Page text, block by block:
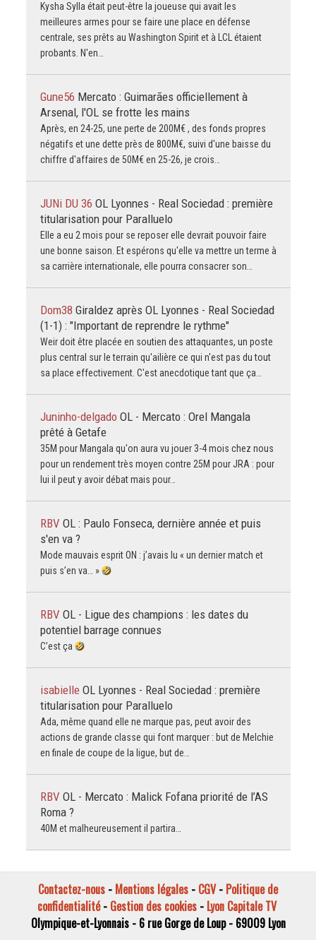
Kysha Sylla était peut-être la joueuse qui avait les
meilleures armes pour se faire une place en défense
centrale, ses prêts au Washington Spirit et à LCL étaient
probants. N'en…
Gune56 Mercato : Guimarães officiellement à
Arsenal, l'OL se frotte les mains
Après, en 24-25, une perte de 200M€ , des fonds propres
négatifs et une dette près de 800M€, suivi d'une baisse du
chiffre d'affaires de 50M€ en 25-26, je crois…
JUNi DU 36 OL Lyonnes - Real Sociedad : première
titularisation pour Paralluelo
Elle a eu 2 mois pour se reposer elle devrait pouvoir faire
une bonne saison. Et espérons qu'elle va mettre un terme à
sa carrière internationale, elle pourra consacrer son…
Dom38 Giraldez après OL Lyonnes - Real Sociedad
(1-1) : "Important de reprendre le rythme"
Weir doit être placée en soutien des attaquantes, un poste
plus central sur le terrain qu'ailière ce qui n'est pas du tout
sa place effectivement. C'est anecdotique tant que ça…
Juninho-delgado OL - Mercato : Orel Mangala
prêté à Getafe
35M pour Mangala qu'on aura vu jouer 3-4 mois chez nous
pour un rendement très moyen contre 25M pour JRA : pour
lui il peut y avoir débat mais pour…
RBV OL : Paulo Fonseca, dernière année et puis
s'en va ?
Mode mauvais esprit ON : j’avais lu « un dernier match et
puis s’en va… »
RBV OL - Ligue des champions : les dates du
potentiel barrage connues
C’est ça
isabielle OL Lyonnes - Real Sociedad : première
titularisation pour Paralluelo
Ada, même quand elle ne marque pas, peut avoir des
actions de grande classe qui font marquer : but de Melchie
en finale de coupe de la ligue, but de…
RBV OL - Mercato : Malick Fofana priorité de l’AS
Roma ?
40M et malheureusement il partira…
Contactez-nous - Mentions légales - CGV- Politique de
confidentialité- Gestion des cookies- Lyon Capitale TV
Olympique-et-Lyonnais - 6 rue Gorge de Loup - 69009 Lyon